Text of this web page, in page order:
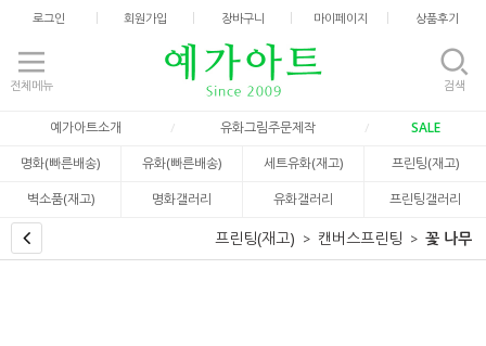
로그인 회원가입 장바구니 마이페이지 상품후기
전체메뉴 검색
예가아트소개 유화그림주문제작
SALE
명화(빠른배송)
유화(빠른배송) 세트유화(재고)
프린팅(재고)
벽소품(재고)
명화갤러리 유화갤러리 프린팅갤러리
프린팅(재고) 캔버스프린팅 꽃 나무